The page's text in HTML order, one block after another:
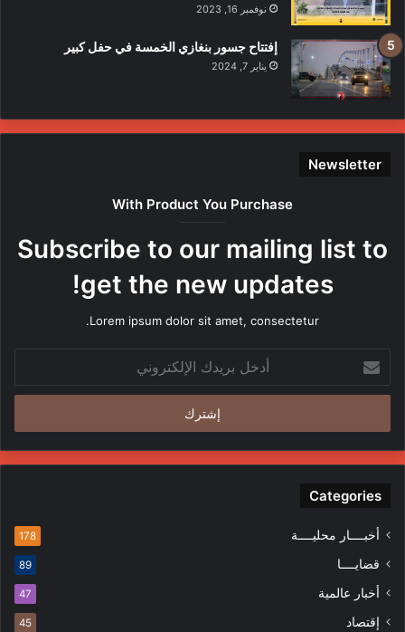
نوفمبر 16, 2023
إفتتاح جسور بنغازي الخمسة في حفل كبير
يناير 7, 2024
Newsletter
With Product You Purchase
Subscribe to our mailing list to
get the new updates!
Lorem ipsum dolor sit amet, consectetur.
بريدك
الإلكتروني
Categories
أخبــــار محليــــة 178
قضايــــا 89
أخبار عالمية 47
إقتصاد 45